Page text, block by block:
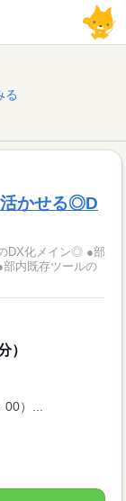
る
活かせる◎D
化メイン◎ ●部
内既存ツールの
）
00）...